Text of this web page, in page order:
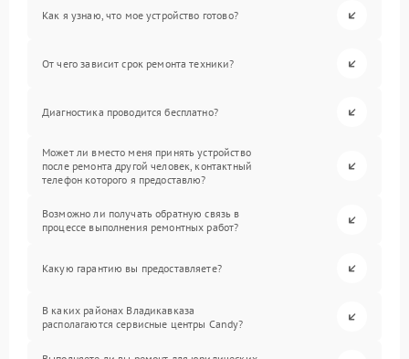
Как я узнаю, что мое устройство готово?
От чего зависит срок ремонта техники?
Диагностика проводится бесплатно?
Может ли вместо меня принять устройство
после ремонта другой человек, контактный
телефон которого я предоставлю?
Возможно ли получать обратную связь в
процессе выполнения ремонтных работ?
Какую гарантию вы предоставляете?
В каких районах Владикавказа
располагаются сервисные центры Candy?